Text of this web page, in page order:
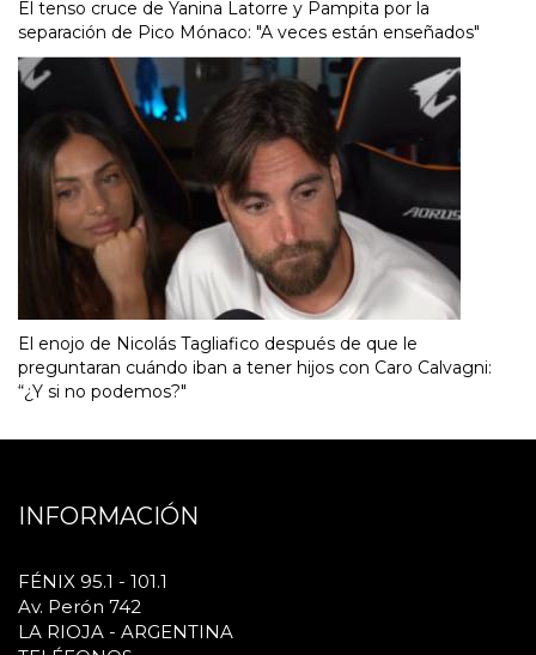
El tenso cruce de Yanina Latorre y Pampita por la
separación de Pico Mónaco: "A veces están enseñados"
El enojo de Nicolás Tagliafico después de que le
preguntaran cuándo iban a tener hijos con Caro Calvagni:
“¿Y si no podemos?"
INFORMACIÓN
FÉNIX 95.1 - 101.1
Av. Perón 742
LA RIOJA - ARGENTINA